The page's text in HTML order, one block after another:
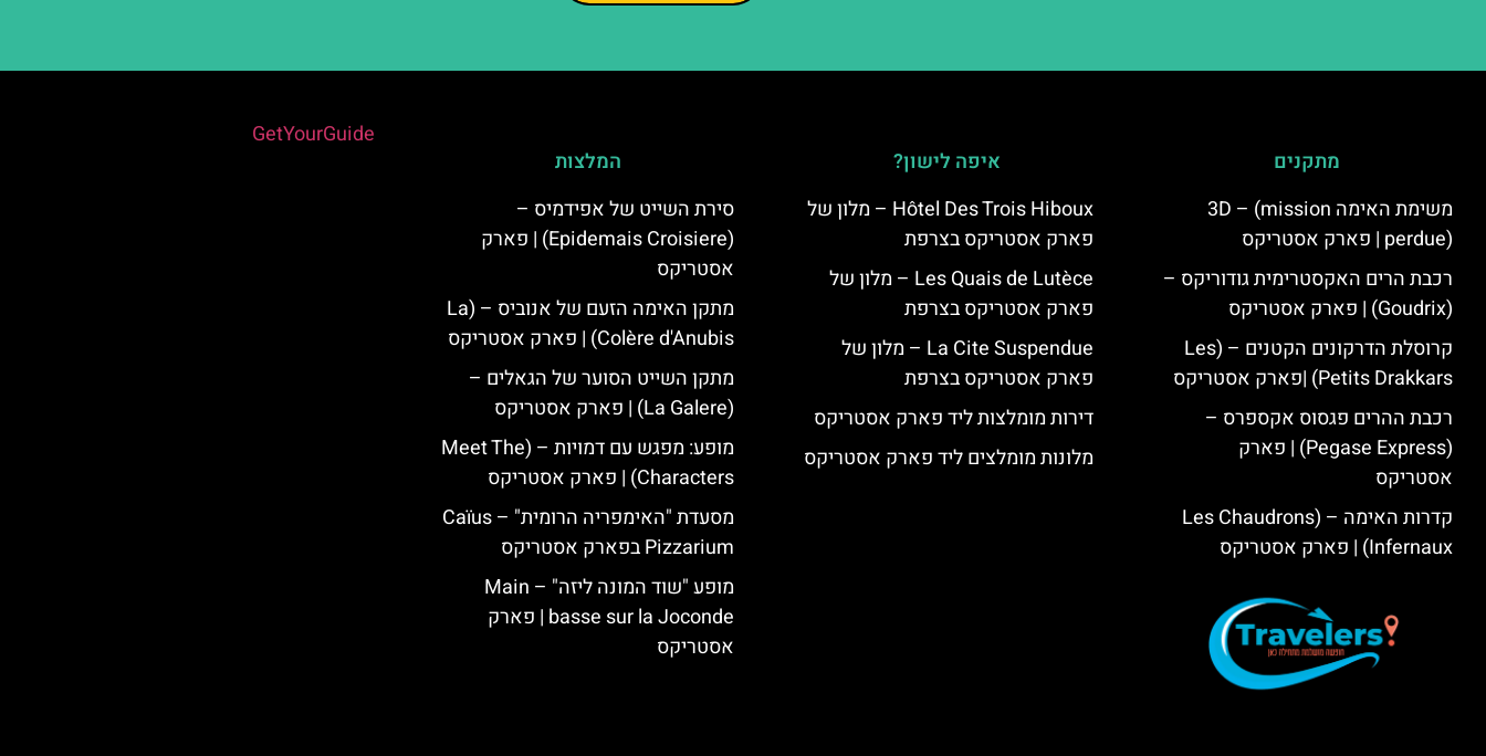
מתקנים
משימת האימה 3D – (mission
perdue) | פארק אסטריקס
רכבת הרים האקסטרימית גודוריקס –
(Goudrix) | פארק אסטריקס
קרוסלת הדרקונים הקטנים – (Les
Petits Drakkars) |פארק אסטריקס
רכבת ההרים פגסוס אקספרס –
(Pegase Express) | פארק
אסטריקס
קדרות האימה – (Les Chaudrons
Infernaux) | פארק אסטריקס
איפה לישון?
Hôtel Des Trois Hiboux – מלון של
פארק אסטריקס בצרפת
Les Quais de Lutèce – מלון של
פארק אסטריקס בצרפת
La Cite Suspendue – מלון של
פארק אסטריקס בצרפת
דירות מומלצות ליד פארק אסטריקס
מלונות מומלצים ליד פארק אסטריקס
המלצות
סירת השייט של אפידמיס –
(Epidemais Croisiere) | פארק
אסטריקס
מתקן האימה הזעם של אנוביס – (La
Colère d'Anubis) | פארק אסטריקס
מתקן השייט הסוער של הגאלים –
(La Galere) | פארק אסטריקס
מופע: מפגש עם דמויות – (Meet The
Characters) | פארק אסטריקס
מסעדת "האימפריה הרומית" – Caïus
Pizzarium בפארק אסטריקס
מופע "שוד המונה ליזה" – Main
basse sur la Joconde | פארק
אסטריקס
GetYourGuide